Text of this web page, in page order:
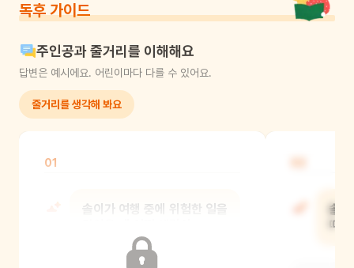
독후 가이드
주인공과 줄거리를 이해해요
답변은 예시에요. 어린이마다 다를 수 있어요.
줄거리를 생각해 봐요
01
솔이가 여행 중에 위험한 일을
들었을까?
솔이
때